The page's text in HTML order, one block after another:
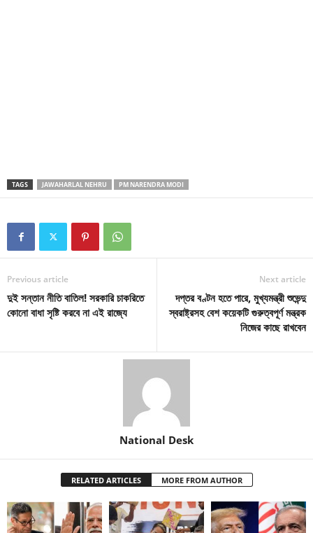
TAGS JAWAHARLAL NEHRU PM NARENDRA MODI
Previous article
দুই সন্তান নীতি বাতিল! সরকারি চাকরিতে
কোনো বাধা সৃষ্টি করবে না এই রাজ্যে
Next article
দপ্তর বণ্টন হতে পারে, মুখ্যমন্ত্রী শুভেন্দু
স্বরাষ্ট্রসহ বেশ কয়েকটি গুরুত্বপূর্ণ মন্ত্রক
নিজের কাছে রাখবেন
National Desk
RELATED ARTICLES MORE FROM AUTHOR